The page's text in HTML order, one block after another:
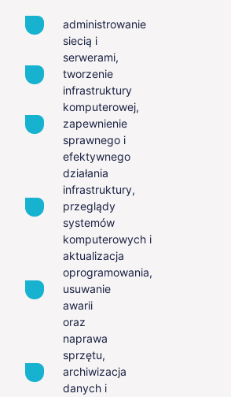
administrowanie
siecią i
serwerami,
tworzenie
infrastruktury
komputerowej,
zapewnienie
sprawnego i
efektywnego
działania
infrastruktury,
przeglądy
systemów
komputerowych i
aktualizacja
oprogramowania,
usuwanie
awarii
oraz
naprawa
sprzętu,
archiwizacja
danych i